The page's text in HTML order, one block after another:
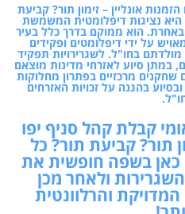
אונליין – זימון תור? קביעת
היא נציגות דיפלומטית המשמשת
הוא ממוקם בדרך כלל בעיר
על ידי דיפלומטים ופקידים
בחו"ל. לשגרירויות תפקיד
במתן סיוע לאזרחי מדינות מוצאם
שחקנים מרכזיים בפתרון מחלוקות
בהגנה על זכויות האזרחים
קבלת קהל סניף יפו
תור? קביעת תור? כל
בשפה חופשית את
ולאחר מכן
והרלוונטית